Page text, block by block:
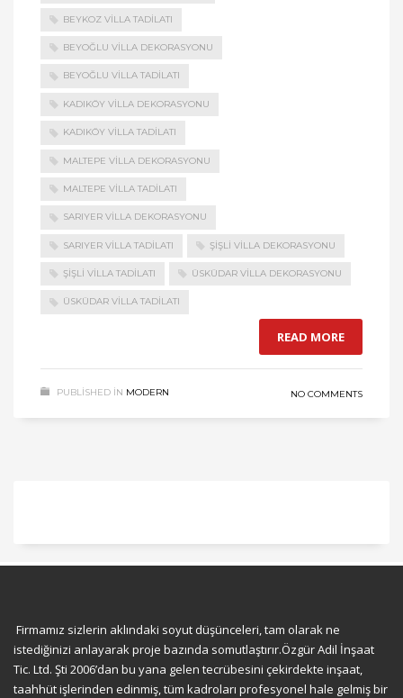
BEYKOZ VILLA TADILATI
BEYOĞLU VILLA DEKORASYONU
BEYOĞLU VILLA TADILATI
KADIKÖY VILLA DEKORASYONU
KADIKÖY VILLA TADILATI
MALTEPE VILLA DEKORASYONU
MALTEPE VILLA TADILATI
SARIYER VILLA DEKORASYONU
SARIYER VILLA TADILATI ŞIŞLI VILLA DEKORASYONU
ŞIŞLI VILLA TADILATI ÜSKÜDAR VILLA DEKORASYONU
ÜSKÜDAR VILLA TADILATI
READ MORE
PUBLISHED IN MODERN NO COMMENTS
Firmamız sizlerin aklındaki soyut düşünceleri, tam olarak ne
istediğinizi anlayarak proje bazında somutlaştırır.Özgür Adil İnşaat
Tic. Ltd. Şti 2006’dan bu yana gelen tecrübesini çekirdekte inşaat,
taahhüt işlerinden edinmiş, tüm kadroları profesyonel hale gelmiş bir